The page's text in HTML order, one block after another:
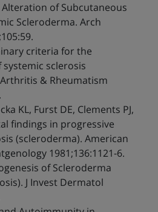
Alteration of Subcutaneous
Scleroderma. Arch
criteria for the
sclerosis
& Rheumatism
KL, Furst DE, Clements PJ,
findings in progressive
(scleroderma). American
1981;136:1121-6.
of Scleroderma
J Invest Dermatol